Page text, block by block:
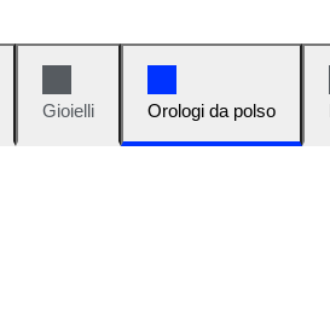
Gioielli Orologi da polso